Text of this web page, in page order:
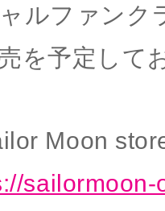
ルファンク
を予定して
Moon